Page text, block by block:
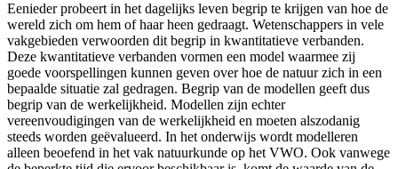
Eenieder probeert in het dagelijks leven begrip te krijgen van hoe de
wereld zich om hem of haar heen gedraagt. Wetenschappers in vele
vakgebieden verwoorden dit begrip in kwantitatieve verbanden.
Deze kwantitatieve verbanden vormen een model waarmee zij
goede voorspellingen kunnen geven over hoe de natuur zich in een
bepaalde situatie zal gedragen. Begrip van de modellen geeft dus
begrip van de werkelijkheid. Modellen zijn echter
vereenvoudigingen van de werkelijkheid en moeten alszodanig
steeds worden geëvalueerd. In het onderwijs wordt modelleren
alleen beoefend in het vak natuurkunde op het VWO. Ook vanwege